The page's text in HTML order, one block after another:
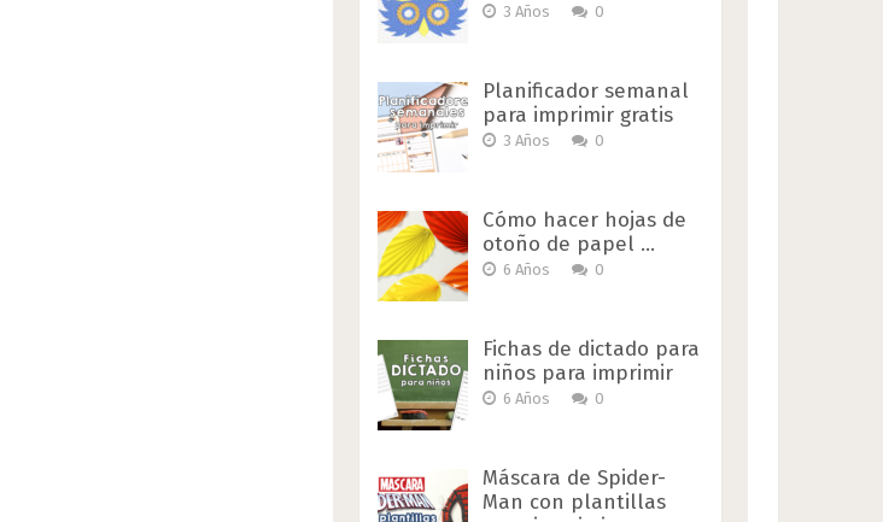
3 Años 0
Planificador semanal
para imprimir gratis
3 Años 0
Cómo hacer hojas de
otoño de papel …
6 Años 0
Fichas de dictado para
niños para imprimir
6 Años 0
Máscara de Spider-
Man con plantillas